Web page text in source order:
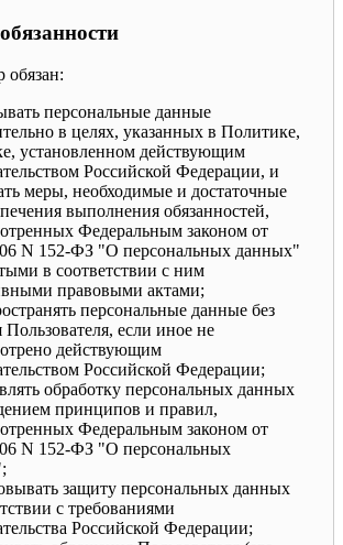
обязан:
персональные данные
в целях, указанных в Политике,
установленном действующим
Российской Федерации, и
меры, необходимые и достаточные
выполнения обязанностей,
Федеральным законом от
N 152-ФЗ "О персональных данных"
в соответствии с ним
правовыми актами;
персональные данные без
Пользователя, если иное не
действующим
Российской Федерации;
обработку персональных данных
принципов и правил,
Федеральным законом от
N 152-ФЗ "О персональных
защиту персональных данных
с требованиями
Российской Федерации;